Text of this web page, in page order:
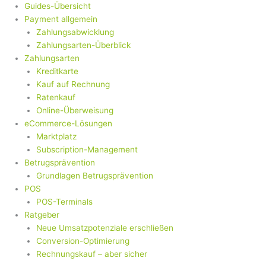
Guides-Übersicht
Payment allgemein
Zahlungsabwicklung
Zahlungsarten-Überblick
Zahlungsarten
Kreditkarte
Kauf auf Rechnung
Ratenkauf
Online-Überweisung
eCommerce-Lösungen
Marktplatz
Subscription-Management
Betrugsprävention
Grundlagen Betrugsprävention
POS
POS-Terminals
Ratgeber
Neue Umsatzpotenziale erschließen
Conversion-Optimierung
Rechnungskauf – aber sicher